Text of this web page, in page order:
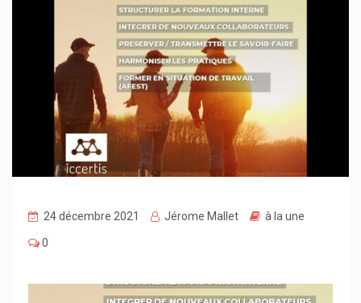
24 décembre 2021 Jérome Mallet à la une
0